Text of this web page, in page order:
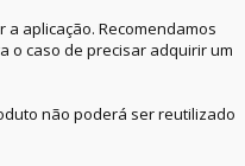
aplicação. Recomendamos
o caso de precisar adquirir um
não poderá ser reutilizado